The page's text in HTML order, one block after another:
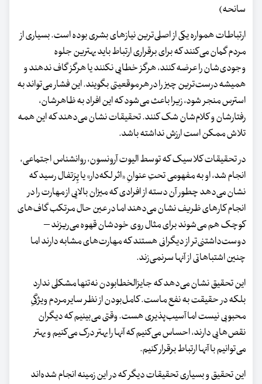
سانحه)
ارتباطات همواره یکی از اصلی‌ترین نیازهای بشری بوده است. بسیاری از
مردم گمان می‌کنند که برای برقراری ارتباط باید بهترین جلوه
وجودی‌شان را عرضه کنند، هرگز خطایی نکنند یا هرگز گاف ندهند و
همیشه درست‌ترین چیز را در هر موقعیتی بگویند. این فشار می‌تواند به
استرس منجر شود، زیرا باعث می‌شود که این افراد به ظاهرشان،
رفتارشان و کلام‌شان شک کنند. تحقیقات نشان می‌دهند که این همه
تلاش ممکن است ارزش نداشته باشد.
در تحقیقات کلاسیک که توسط الیوت آرونسون، روانشناس اجتماعی،
انجام شد، او به مفهومی تحتِ عنوانِ «اثر لکه‌دار» یا پِرَتفال رسید که
نشان می‌دهد چطور آن دسته از افرادی که میزان بالایی از مهارت را در
انجام کارهای ظریف نشان می‌دهند اما در عین‌ حال مرتکب گاف‌های
کوچک هم می‌شوند برای مثال روی خودشان قهوه می‌ریزند –
دوست‌داشتنی‌تر از دیگرانی هستند که مهارت‌های مشابه دارند اما
چنین اشتباهاتی از آنها سرنمی‌زند.
این تحقیق نشان می‌دهد که جایزالخطابودن نه‌تنها مشکلی ندارد
بلکه در حقیقت به نفع ماست. کامل‌بودن از نظر سایر مردم ویژگیِ
محبوبی نیست اما آسیب‌پذیری هست. وقتی می‌بینیم که دیگران
نقص‌هایی دارند، احساس می‌کنیم که آنها را بهتر درک می‌کنیم و بهتر
می‌توانیم با آنها ارتباط برقرار کنیم.
این تحقیق و بسیاری تحقیقات دیگر که در این زمینه انجام شده‌اند